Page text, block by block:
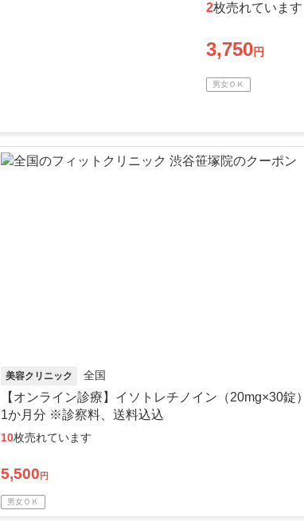
2枚売れています
3,750円
男女ＯＫ
美容クリニック 全国
【オンライン診療】イソトレチノイン（20mg×30錠）
1か月分 ※診察料、送料込込
10枚売れています
5,500 円
男女ＯＫ